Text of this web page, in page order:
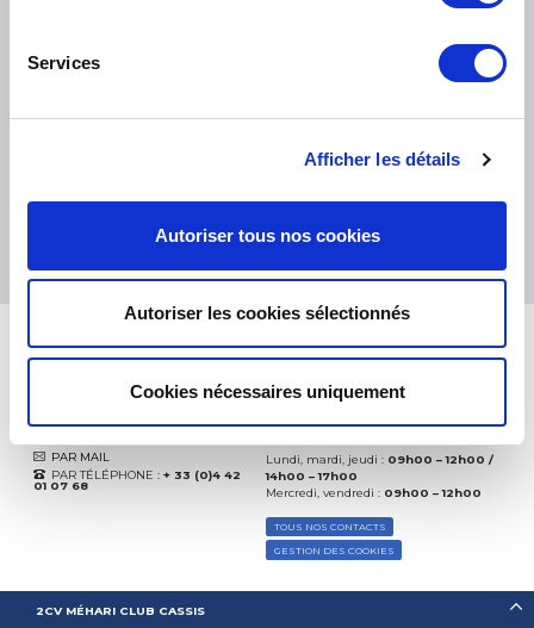
Services
Afficher les détails
Autoriser tous nos cookies
Autoriser les cookies sélectionnés
Cookies nécessaires uniquement
TNT, GÉODIS, FRANCE EXPRESS, DPD
THE FEEDBACK
Excellent:4.5/5
(depuis 2018)
PAR MAIL
PAR TÉLÉPHONE : + 33 (0)4 42
01 07 68
Lundi, mardi, jeudi : 09h00 – 12h00 /
14h00 – 17h00
Mercredi, vendredi : 09h00 – 12h00
TOUS NOS CONTACTS
GESTION DES COOKIES
2CV MÉHARI CLUB CASSIS